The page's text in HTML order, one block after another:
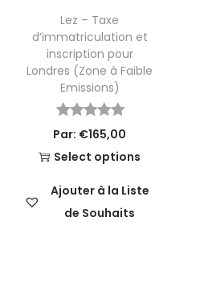
Lez – Taxe
d’immatriculation et
inscription pour
Londres (Zone à Faible
Emissions)
Par: €165,00
Select options
Ajouter à la Liste
de Souhaits